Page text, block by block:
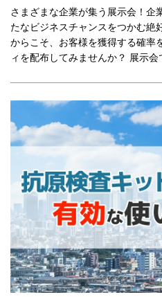
さまざまな企業が集う展示会！企
たなビジネスチャンスをつかむ絶
からこそ、お客様を獲得する確率
ィを配布してみませんか？ 展示